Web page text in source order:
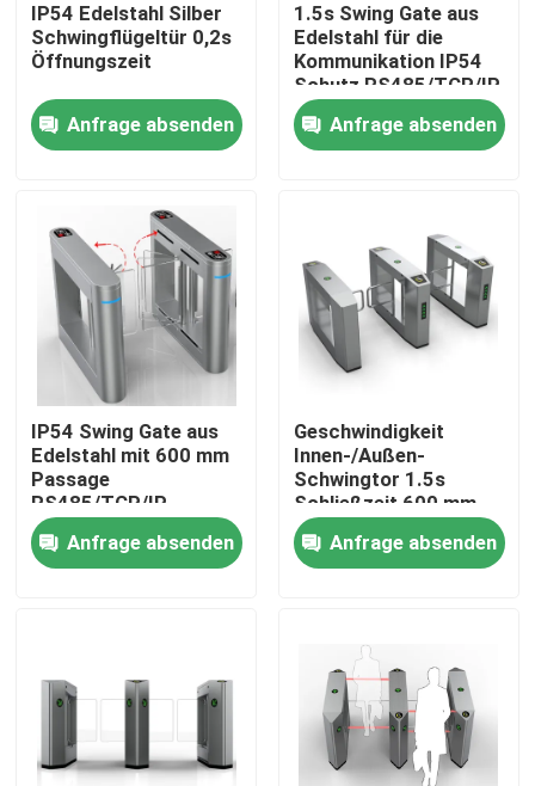
Videos
Über uns
Fabrik Tour
Qualitätskontrolle
Kontakt
Referenzen
Elektronische Drehkreuz-Tore
IP54 Edelstahl Silber
Schwingflügeltür 0,2s
Öffnungszeit
Anfrage absenden
1.5s Swing Gate aus
Edelstahl für die
Kommunikation IP54
Schutz RS485/TCP/IP
Schnittstelle
Anfrage absenden
IP54 Swing Gate aus
Edelstahl mit 600 mm
Passage
RS485/TCP/IP-
Schnittstelle
Anfrage absenden
Geschwindigkeit
Innen-/Außen-
Schwingtor 1.5s
Schließzeit 600 mm
Durchgang
Anfrage absenden